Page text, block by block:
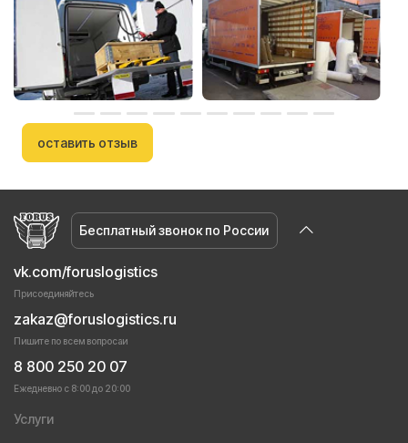
оставить отзыв
Бесплатный звонок по России
vk.com/foruslogistics
Присоединяйтесь
zakaz@foruslogistics.ru
Пишите по всем вопросаи
8 800 250 20 07
Ежедневно с 8:00 до 20:00
Услуги